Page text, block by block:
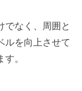
でなく、周囲と
ルを向上させて
。